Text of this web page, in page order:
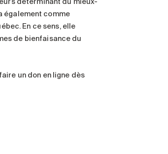
également comme
En ce sens, elle
de bienfaisance du
un don en ligne dès